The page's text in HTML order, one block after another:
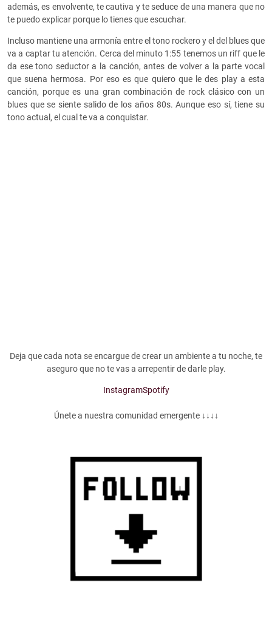
además, es envolvente, te cautiva y te seduce de una manera que no
te puedo explicar porque lo tienes que escuchar.
Incluso mantiene una armonía entre el tono rockero y el del blues que
va a captar tu atención. Cerca del minuto 1:55 tenemos un riff que le
da ese tono seductor a la canción, antes de volver a la parte vocal
que suena hermosa. Por eso es que quiero que le des play a esta
canción, porque es una gran combinación de rock clásico con un
blues que se siente salido de los años 80s. Aunque eso sí, tiene su
tono actual, el cual te va a conquistar.
Deja que cada nota se encargue de crear un ambiente a tu noche, te
aseguro que no te vas a arrepentir de darle play.
InstagramSpotify
Únete a nuestra comunidad emergente ↓↓↓↓